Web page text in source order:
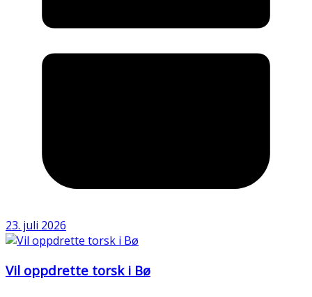
23. juli 2026
Vil oppdrette torsk i Bø